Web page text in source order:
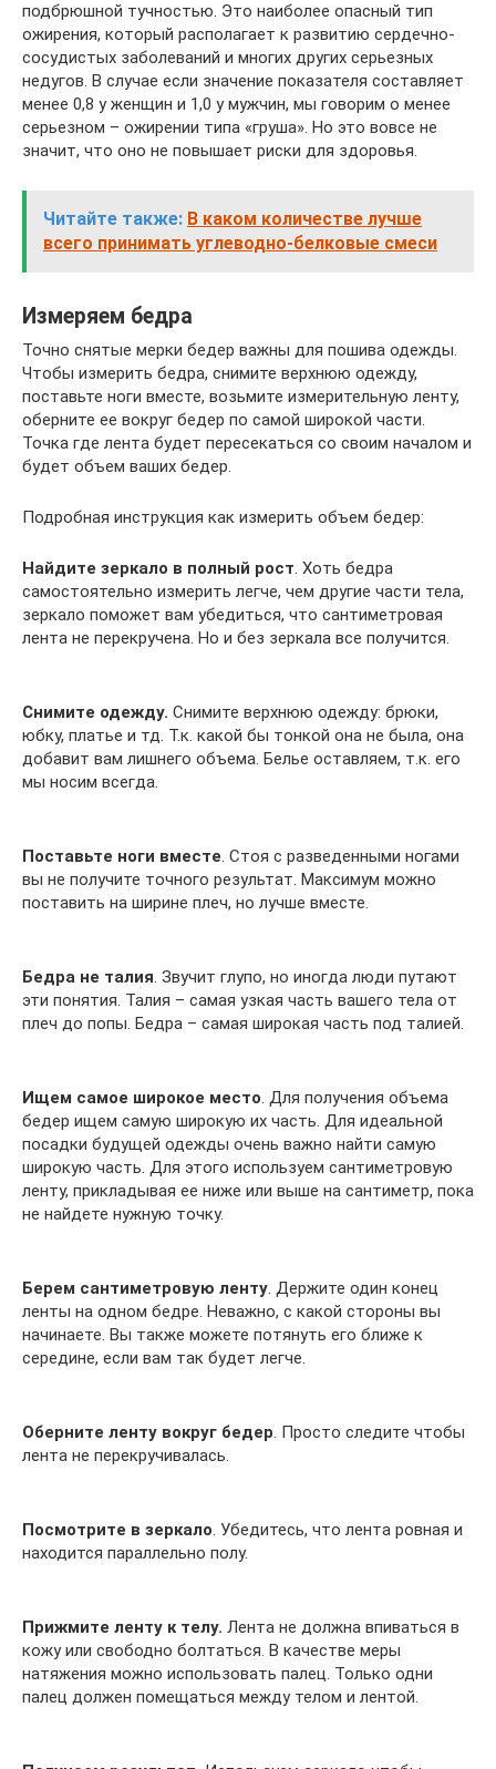
подбрюшной тучностью. Это наиболее опасный тип
ожирения, который располагает к развитию сердечно-
сосудистых заболеваний и многих других серьезных
недугов. В случае если значение показателя составляет
менее 0,8 у женщин и 1,0 у мужчин, мы говорим о менее
серьезном – ожирении типа «груша». Но это вовсе не
значит, что оно не повышает риски для здоровья.
Читайте также: В каком количестве лучше
всего принимать углеводно-белковые смеси
Измеряем бедра
Точно снятые мерки бедер важны для пошива одежды.
Чтобы измерить бедра, снимите верхнюю одежду,
поставьте ноги вместе, возьмите измерительную ленту,
оберните ее вокруг бедер по самой широкой части.
Точка где лента будет пересекаться со своим началом и
будет объем ваших бедер.
Подробная инструкция как измерить объем бедер:
Найдите зеркало в полный рост. Хоть бедра
самостоятельно измерить легче, чем другие части тела,
зеркало поможет вам убедиться, что сантиметровая
лента не перекручена. Но и без зеркала все получится.
Снимите одежду. Снимите верхнюю одежду: брюки,
юбку, платье и тд. Т.к. какой бы тонкой она не была, она
добавит вам лишнего объема. Белье оставляем, т.к. его
мы носим всегда.
Поставьте ноги вместе. Стоя с разведенными ногами
вы не получите точного результат. Максимум можно
поставить на ширине плеч, но лучше вместе.
Бедра не талия. Звучит глупо, но иногда люди путают
эти понятия. Талия – самая узкая часть вашего тела от
плеч до попы. Бедра – самая широкая часть под талией.
Ищем самое широкое место. Для получения объема
бедер ищем самую широкую их часть. Для идеальной
посадки будущей одежды очень важно найти самую
широкую часть. Для этого используем сантиметровую
ленту, прикладывая ее ниже или выше на сантиметр, пока
не найдете нужную точку.
Берем сантиметровую ленту. Держите один конец
ленты на одном бедре. Неважно, с какой стороны вы
начинаете. Вы также можете потянуть его ближе к
середине, если вам так будет легче.
Оберните ленту вокруг бедер. Просто следите чтобы
лента не перекручивалась.
Посмотрите в зеркало. Убедитесь, что лента ровная и
находится параллельно полу.
Прижмите ленту к телу. Лента не должна впиваться в
кожу или свободно болтаться. В качестве меры
натяжения можно использовать палец. Только одни
палец должен помещаться между телом и лентой.